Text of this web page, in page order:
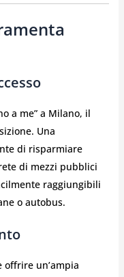
a me” a Milano, il
Una
di risparmiare
di mezzi pubblici
raggiungibili
o autobus.
offrire un’ampia